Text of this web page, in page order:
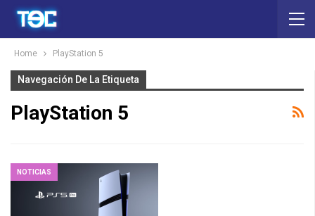
Home PlayStation 5
Navegación De La Etiqueta
PlayStation 5
NOTICIAS